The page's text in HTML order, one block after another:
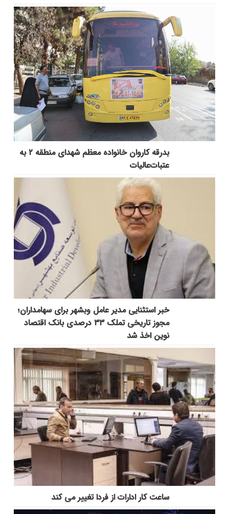
بدرقه کاروان خانواده معظم شهدای منطقه ۲ به
عتبات‌عالیات
خبر استثنایی مدیر عامل وبشهر برای سهامداران؛
مجوز تاریخی تملک ۳۳ درصدی بانک اقتصاد
نوین اخذ شد
ساعت کار ادارات از فردا تغییر می کند